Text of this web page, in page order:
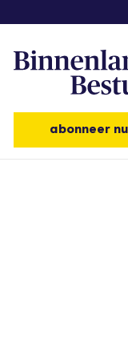
abonneer nu